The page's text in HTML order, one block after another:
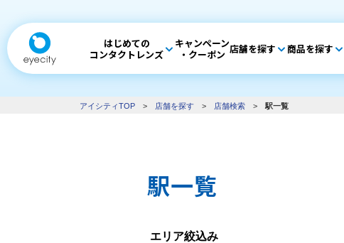
はじめての
コンタクトレンズ
キャンペーン
・クーポン 店舗を探す 商品を探す
アイシティTOP > 店舗を探す > 店舗検索 > 駅一覧
駅一覧
エリア絞込み